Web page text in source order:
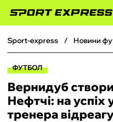
ФУТБОЛ
БОКС
sport-express новини
ФУТБОЛ
Вернидуб
Нефтчі: на успіх
тренера